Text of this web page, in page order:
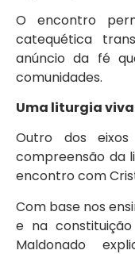
O encontro
catequética
anúncio da fé
comunidades.
Uma liturgia
Outro dos
compreensão da
encontro com
Com base nos
e na
Maldonado